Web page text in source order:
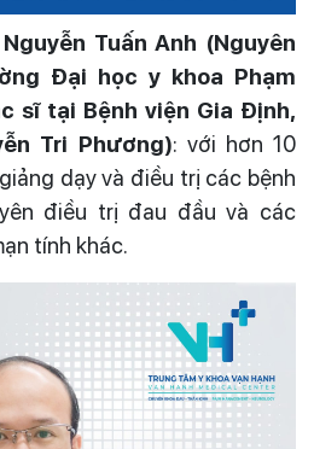
Tuấn Anh (Nguyên
Đại học y khoa Phạm
sĩ tại Bệnh viện Gia Định,
Tri Phương): với hơn 10
dạy và điều trị các bệnh
điều trị đau đầu và các
tính khác.